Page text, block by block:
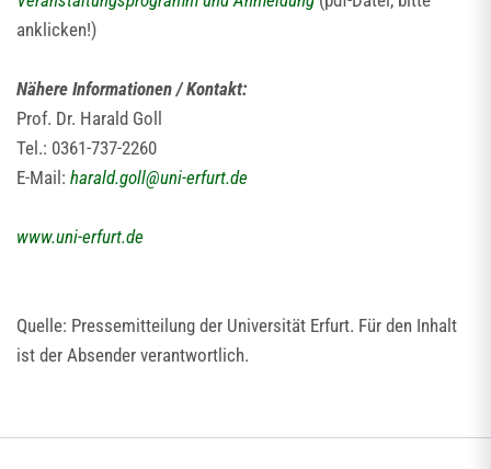
anklicken!)
Nähere Informationen / Kontakt:
Prof. Dr. Harald Goll
Tel.: 0361-737-2260
E-Mail: harald.goll@uni-erfurt.de
www.uni-erfurt.de
Quelle: Pressemitteilung der Universität Erfurt. Für den Inhalt
ist der Absender verantwortlich.